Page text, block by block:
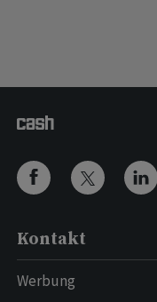
Kontakt
Werbung